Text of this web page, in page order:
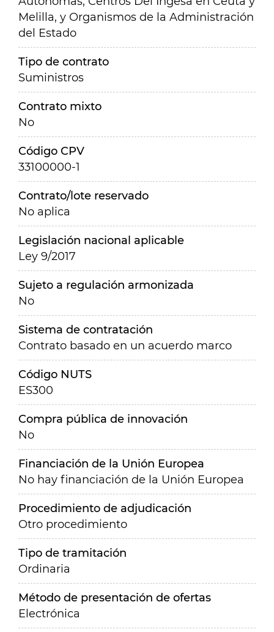
Melilla, y Organismos de la Administración
del Estado
Tipo de contrato
Suministros
Contrato mixto
No
Código CPV
33100000-1
Contrato/lote reservado
No aplica
Legislación nacional aplicable
Ley 9/2017
Sujeto a regulación armonizada
No
Sistema de contratación
Contrato basado en un acuerdo marco
Código NUTS
ES300
Compra pública de innovación
No
Financiación de la Unión Europea
No hay financiación de la Unión Europea
Procedimiento de adjudicación
Otro procedimiento
Tipo de tramitación
Ordinaria
Método de presentación de ofertas
Electrónica